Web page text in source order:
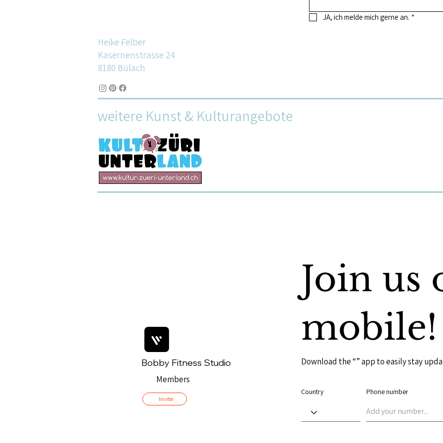
Heike Felber
Kasernenstrasse 24
8180 Bülach
JA, ich melde mich gerne an. *
weitere Kunst & Kulturangebote
Members
Invite
Bobby Fitness Studio
Join us
mobile!
Download the “” app to easily stay
Country Phone number